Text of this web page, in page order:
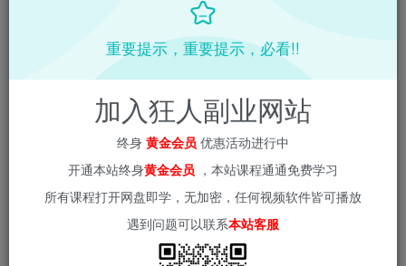
重要提示，重要提示，必看!!
加入狂人副业网站
终身 黄金会员 优惠活动进行中
开通本站终身黄金会员 ，本站课程通通免费学习
所有课程打开网盘即学，无加密，任何视频软件皆可播放
遇到问题可以联系本站客服